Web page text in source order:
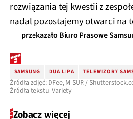
rozwiązania tej kwestii z
nadal pozostajemy otwarci na
przekazało Biuro Prasowe
SAMSUNG DUA LIPA TELEWIZORY
Źródła zdjęć: DFee, M-SUR /
Źródła tekstu: Variety
Zobacz więcej